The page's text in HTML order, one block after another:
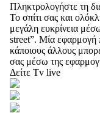
Πληκτρολογήστε τη
Το σπίτι σας και
μεγάλη ευκρίνεια
street”. Μία εφαρμογή
κάποιους άλλους
σας μέσω της
Δείτε Tv live